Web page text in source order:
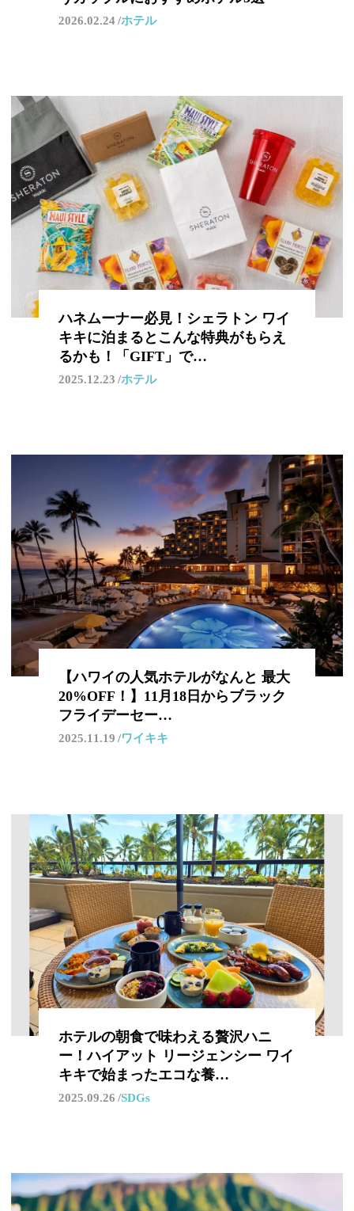
2026.02.24 ホテル
ハネムーナー必見！シェラトン ワイ
キキに泊まるとこんな特典がもらえ
るかも！「GIFT」で…
2025.12.23 ホテル
【ハワイの人気ホテルがなんと 最大
20%OFF！】11月18日からブラック
フライデーセー…
2025.11.19 ワイキキ
ホテルの朝食で味わえる贅沢ハニ
ー！ハイアット リージェンシー ワイ
キキで始まったエコな養…
2025.09.26 SDGs